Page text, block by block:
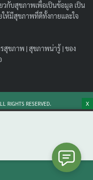
ความเจ็บป่วยได้ยังไง
รบ้าง มีประโยชน์
วัน
วกับสุขภาพเพื่อเป็นข้อมูล เป็น
ห้มีสุขภาพที่ดีทั้งกายและใจ
สุขภาพ |สุขภาพน่ารู้ |ของ
RIGHTS RESERVED. X